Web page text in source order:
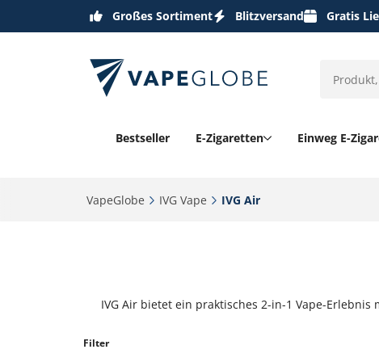
Großes Sortiment Blitzversand Gratis
Bestseller E-Zigaretten Einweg E-
VapeGlobe‎ IVG Vape‎ IVG Air‎
IVG Air bietet ein praktisches 2-in-1 Vape-
Filter